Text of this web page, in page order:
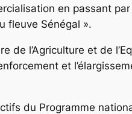
en passant
fleuve Sénégal ».
de l’Agriculture et de
et
du Programme